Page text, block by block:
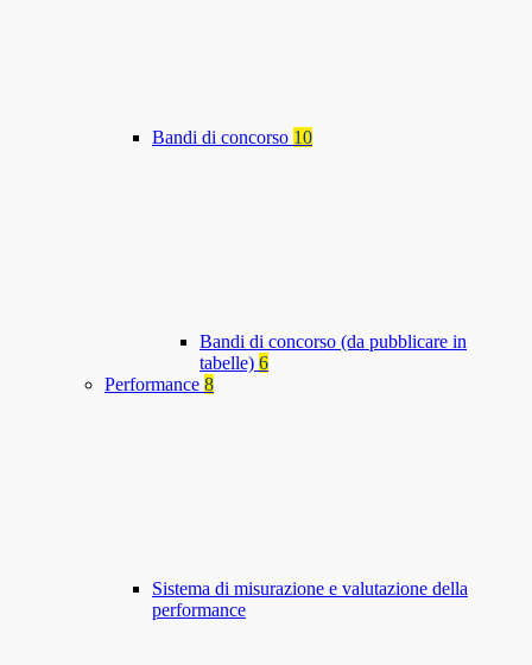
Bandi di concorso 10
Bandi di concorso (da pubblicare in
tabelle) 6
Performance 8
Sistema di misurazione e valutazione della
performance